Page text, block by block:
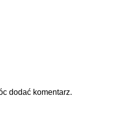
dodać komentarz.